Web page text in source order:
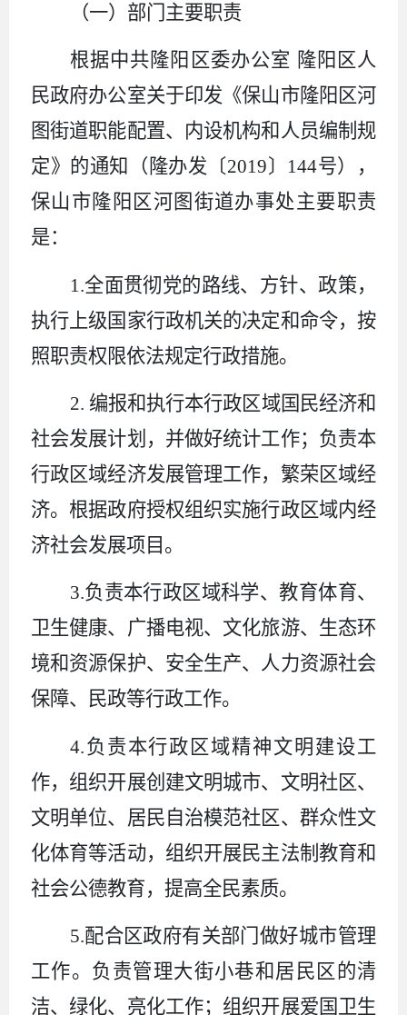
（一）部门主要职责
根据中共隆阳区委办公室 隆阳区人
民政府办公室关于印发《保山市隆阳区河
图街道职能配置、内设机构和人员编制规
定》的通知（隆办发〔2019〕 144号），
保山市隆阳区河图街道办事处主要职责
是：
1.全面贯彻党的路线、方针、政策，
执行上级国家行政机关的决定和命令，按
照职责权限依法规定行政措施。
2. 编报和执行本行政区域国民经济和
社会发展计划，并做好统计工作；负责本
行政区域经济发展管理工作，繁荣区域经
济。根据政府授权组织实施行政区域内经
济社会发展项目。
3.负责本行政区域科学、教育体育、
卫生健康、广播电视、文化旅游、生态环
境和资源保护、安全生产、人力资源社会
保障、民政等行政工作。
4.负责本行政区域精神文明建设工
作，组织开展创建文明城市、文明社区、
文明单位、居民自治模范社区、群众性文
化体育等活动，组织开展民主法制教育和
社会公德教育，提高全民素质。
5.配合区政府有关部门做好城市管理
工作。负责管理大街小巷和居民区的清
洁、绿化、亮化工作；组织开展爱国卫生